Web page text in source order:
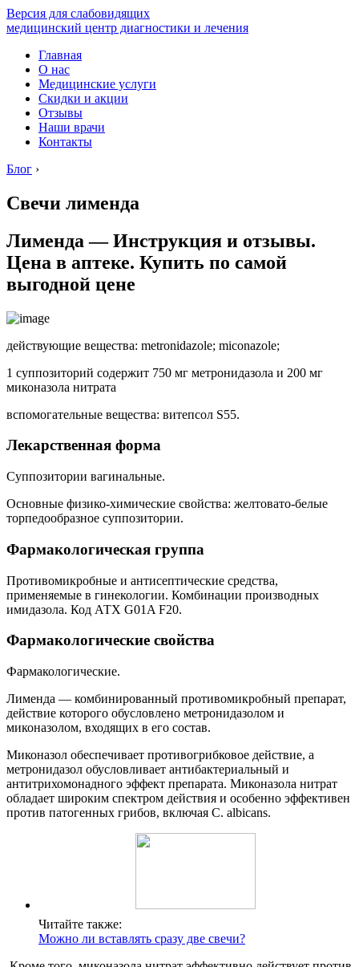
Версия для слабовидящих
медицинский центр диагностики и лечения
Главная
О нас
Медицинские услуги
Скидки и акции
Отзывы
Наши врачи
Контакты
Блог ›
Свечи лименда
Лименда — Инструкция и отзывы.
Цена в аптеке. Купить по самой
выгодной цене
действующие вещества: metronidazole; miconazole;
1 суппозиторий содержит 750 мг метронидазола и 200 мг
миконазола нитрата
вспомогательные вещества: витепсол S55.
Лекарственная форма
Суппозитории вагинальные.
Основные физико-химические свойства: желтовато-белые
торпедообразное суппозитории.
Фармакологическая группа
Противомикробные и антисептические средства,
применяемые в гинекологии. Комбинации производных
имидазола. Код АТХ G01A F20.
Фармакологические свойства
Фармакологические.
Лименда — комбинированный противомикробный препарат,
действие которого обусловлено метронидазолом и
миконазолом, входящих в его состав.
Миконазол обеспечивает противогрибковое действие, а
метронидазол обусловливает антибактериальный и
антитрихомонадного эффект препарата. Миконазола нитрат
обладает широким спектром действия и особенно эффективен
против патогенных грибов, включая C. albicans.
Читайте также:
Можно ли вставлять сразу две свечи?